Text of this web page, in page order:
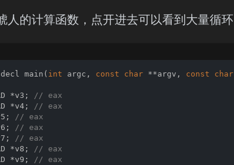
人的计算函数，点开进去可以看到大量循环
main ( int argc, const char **argv, const char
*v3;
// eax
*v4;
// eax
// eax
// eax
// eax
*v8;
// eax
*v9;
// eax